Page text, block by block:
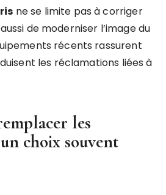
ne se limite pas à corriger
de moderniser l’image du
récents rassurent
les réclamations liées à
les
choix souvent